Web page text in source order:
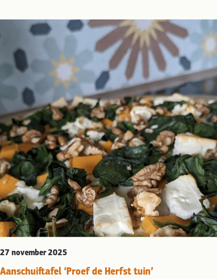
27 november 2025
Aanschuiftafel ‘Proef de Herfst tuin’